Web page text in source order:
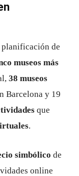
planificación de
museos más
38 museos
Barcelona y 19
que
.
simbólico de
online